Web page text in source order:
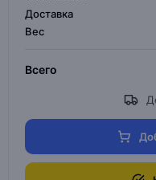
Доставка
Вес
Всего